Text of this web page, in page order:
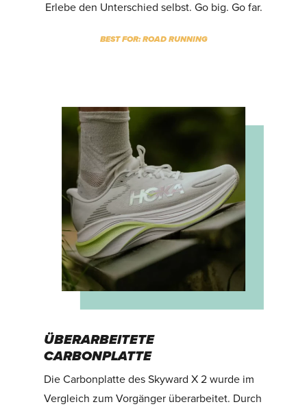
Erlebe den Unterschied selbst. Go big. Go far.
BEST FOR: ROAD RUNNING
ÜBERARBEITETE
CARBONPLATTE
Die Carbonplatte des Skyward X 2 wurde im
Vergleich zum Vorgänger überarbeitet. Durch